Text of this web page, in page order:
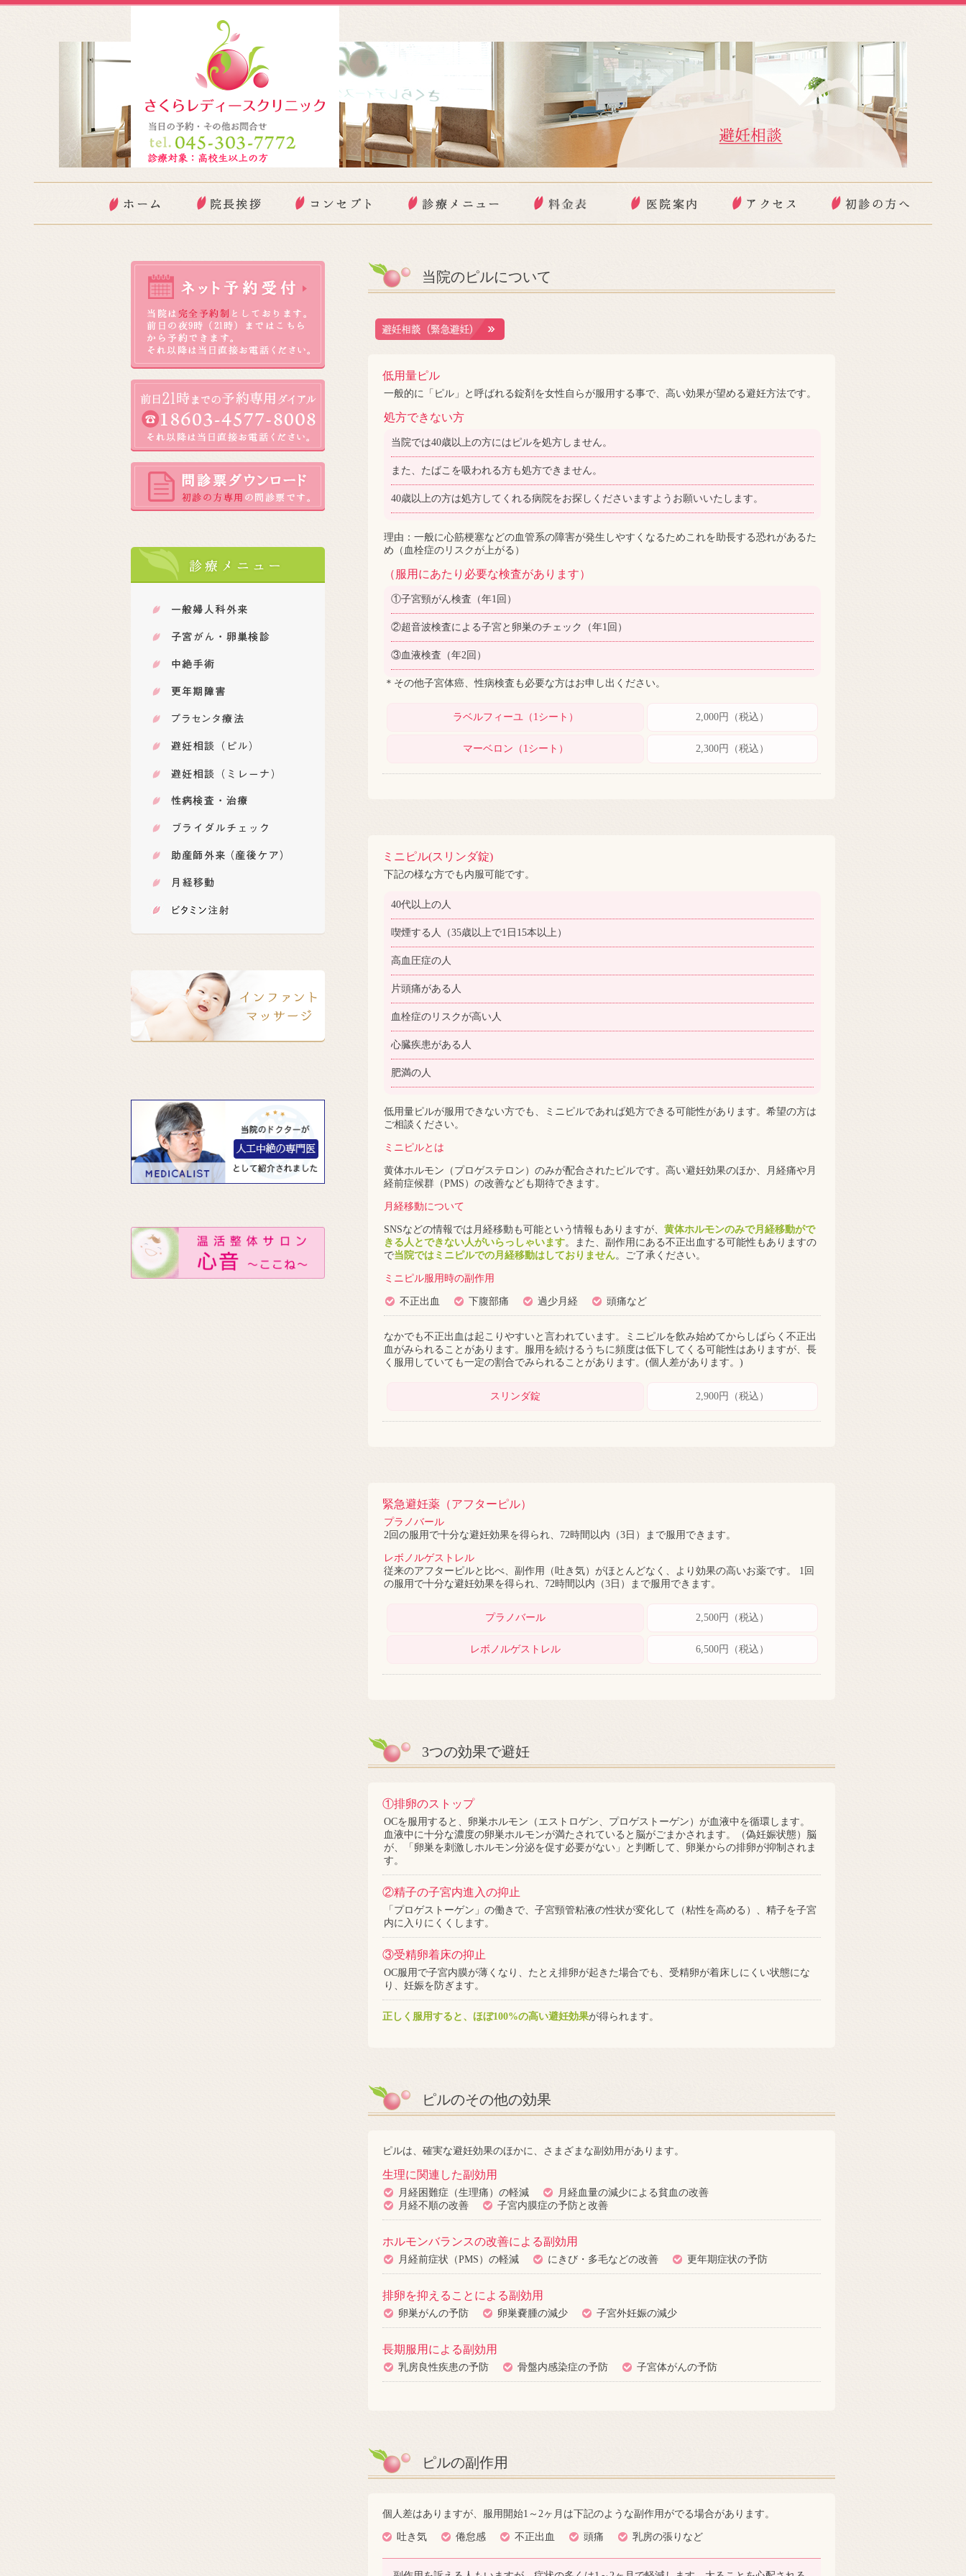
当院のピルについて
低用量ピル
一般的に「ピル」と呼ばれる錠剤を女性自らが服用する事で、高い効果が望める避妊方法です。
処方できない方
当院では40歳以上の方にはピルを処方しません。
また、たばこを吸われる方も処方できません。
40歳以上の方は処方してくれる病院をお探しくださいますようお願いいたします。
理由：一般に心筋梗塞などの血管系の障害が発生しやすくなるためこれを助長する恐れがあるた
め（血栓症のリスクが上がる）
（服用にあたり必要な検査があります）
①子宮頸がん検査（年1回）
②超音波検査による子宮と卵巣のチェック（年1回）
③血液検査（年2回）
＊その他子宮体癌、性病検査も必要な方はお申し出ください。
ラベルフィーユ（1シート） 2,000円（税込）
マーベロン（1シート） 2,300円（税込）
ミニピル(スリンダ錠)
下記の様な方でも内服可能です。
40代以上の人
喫煙する人（35歳以上で1日15本以上）
高血圧症の人
片頭痛がある人
血栓症のリスクが高い人
心臓疾患がある人
肥満の人
低用量ピルが服用できない方でも、ミニピルであれば処方できる可能性があります。希望の方は
ご相談ください。
ミニピルとは
黄体ホルモン（プロゲステロン）のみが配合されたピルです。高い避妊効果のほか、月経痛や月
経前症候群（PMS）の改善なども期待できます。
月経移動について
SNSなどの情報では月経移動も可能という情報もありますが、 黄体ホルモンのみで月経移動がで
きる人とできない人がいらっしゃいます。また、副作用にある不正出血する可能性もありますの
で当院ではミニピルでの月経移動はしておりません。ご了承ください。
ミニピル服用時の副作用
不正出血 下腹部痛 過少月経 頭痛など
なかでも不正出血は起こりやすいと言われています。ミニピルを飲み始めてからしばらく不正出
血がみられることがあります。服用を続けるうちに頻度は低下してくる可能性はありますが、長
く服用していても一定の割合でみられることがあります。(個人差があります。)
スリンダ錠 2,900円（税込）
緊急避妊薬（アフターピル）
プラノバール
2回の服用で十分な避妊効果を得られ、72時間以内（3日）まで服用できます。
レボノルゲストレル
従来のアフターピルと比べ、副作用（吐き気）がほとんどなく、より効果の高いお薬です。 1回
の服用で十分な避妊効果を得られ、72時間以内（3日）まで服用できます。
プラノバール 2,500円（税込）
レボノルゲストレル 6,500円（税込）
3つの効果で避妊
①排卵のストップ
OCを服用すると、卵巣ホルモン（エストロゲン、プロゲストーゲン）が血液中を循環します。
血液中に十分な濃度の卵巣ホルモンが満たされていると脳がごまかされます。（偽妊娠状態）脳
が、「卵巣を刺激しホルモン分泌を促す必要がない」と判断して、卵巣からの排卵が抑制されま
す。
②精子の子宮内進入の抑止
「プロゲストーゲン」の働きで、子宮頸管粘液の性状が変化して（粘性を高める）、精子を子宮
内に入りにくくします。
③受精卵着床の抑止
OC服用で子宮内膜が薄くなり、たとえ排卵が起きた場合でも、受精卵が着床しにくい状態にな
り、妊娠を防ぎます。
正しく服用すると、ほぼ100%の高い避妊効果が得られます。
ピルのその他の効果
ピルは、確実な避妊効果のほかに、さまざまな副効用があります。
生理に関連した副効用
月経困難症（生理痛）の軽減
月経血量の減少による貧血の改善
月経不順の改善
子宮内膜症の予防と改善
ホルモンバランスの改善による副効用
月経前症状（PMS）の軽減 にきび・多毛などの改善 更年期症状の予防
排卵を抑えることによる副効用
卵巣がんの予防 卵巣嚢腫の減少 子宮外妊娠の減少
長期服用による副効用
乳房良性疾患の予防 骨盤内感染症の予防 子宮体がんの予防
ピルの副作用
個人差はありますが、服用開始1～2ヶ月は下記のような副作用がでる場合があります。
吐き気 倦怠感 不正出血 頭痛 乳房の張りなど